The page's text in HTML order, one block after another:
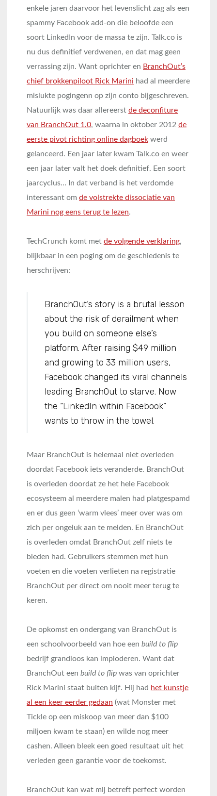
enkele jaren daarvoor het levenslicht zag als een
spammy Facebook add-on die beloofde een
soort LinkedIn voor de massa te zijn. Talk.co is
nu dus definitief verdwenen, en dat mag geen
verrassing zijn. Want oprichter en BranchOut’s
chief brokkenpiloot Rick Marini had al meerdere
mislukte pogingenn op zijn conto bijgeschreven.
Natuurlijk was daar allereerst de deconfiture
van BranchOut 1.0, waarna in oktober 2012 de
eerste pivot richting online dagboek werd
gelanceerd. Een jaar later kwam Talk.co en weer
een jaar later valt het doek definitief. Een soort
jaarcyclus… In dat verband is het verdomde
interessant om de volstrekte dissociatie van
Marini nog eens terug te lezen.
TechCrunch komt met de volgende verklaring,
blijkbaar in een poging om de geschiedenis te
herschrijven:
BranchOut‘s story is a brutal lesson
about the risk of derailment when
you build on someone else’s
platform. After raising $49 million
and growing to 33 million users,
Facebook changed its viral channels
leading BranchOut to starve. Now
the “LinkedIn within Facebook”
wants to throw in the towel.
Maar BranchOut is helemaal niet overleden
doordat Facebook iets veranderde. BranchOut
is overleden doordat ze het hele Facebook
ecosysteem al meerdere malen had platgespamd
en er dus geen ‘warm vlees’ meer over was om
zich per ongeluk aan te melden. En BranchOut
is overleden omdat BranchOut zelf niets te
bieden had. Gebruikers stemmen met hun
voeten en die voeten verlieten na registratie
BranchOut per direct om nooit meer terug te
keren.
De opkomst en ondergang van BranchOut is
een schoolvoorbeeld van hoe een build to flip
bedrijf grandioos kan imploderen. Want dat
BranchOut een build to flip was van oprichter
Rick Marini staat buiten kijf. Hij had het kunstje
al een keer eerder gedaan (wat Monster met
Tickle op een miskoop van meer dan $100
miljoen kwam te staan) en wilde nog meer
cashen. Alleen bleek een goed resultaat uit het
verleden geen garantie voor de toekomst.
BranchOut kan wat mij betreft perfect worden